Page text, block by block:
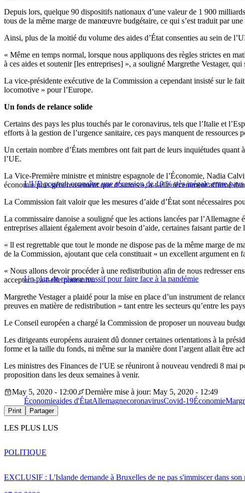
Depuis lors, quelque 90 dispositifs nationaux d’une valeur de 1 900
tous de la même marge de manœuvre budgétaire, ce qui s’est traduit par
Ainsi, plus de la moitié du volume des aides d’État consenties au sein de
« Même en temps normal, lorsque nous appliquons des règles strictes en
à ces aides et soutenir [les entreprises] », a souligné Margrethe Vestager,
La vice-présidente exécutive de la Commission a cependant insisté sur le
locomotive » pour l’Europe.
Un fonds de relance solide
Certains des pays les plus touchés par le coronavirus, tels que l’Italie et
efforts à la gestion de l’urgence sanitaire, ces pays manquent de ressources
Un certain nombre d’États membres ont fait part de leurs inquiétudes
l’UE.
L’UE pourrait connaître une récession de 10 % très inégale entre pays
La Vice-Première ministre et ministre espagnole de l’Économie, Nadia
économie plus généreusement que d’autres », a-t-elle récemment affirmé
La Commission fait valoir que les mesures d’aide d’État sont nécessaires
La commissaire danoise a souligné que les actions lancées par
entreprises allaient également avoir besoin d’aide, certaines faisant partie
« ll est regrettable que tout le monde ne dispose pas de la même marge de
de la Commission, ajoutant que cela constituait « un excellent argument en
Un plan de relance massif pour faire face à la pandémie
« Nous allons devoir procéder à une redistribution afin de nous redresser
accepter », a-t-elle poursuivi.
Margrethe Vestager a plaidé pour la mise en place d’un instrument de
preuves en matière de redistribution » tant entre les secteurs qu’entre les
Le Conseil européen a chargé la Commission de proposer un nouveau
Les dirigeants européens auraient dû donner certaines orientations à la
forme et la taille du fonds, ni même sur la manière dont l’argent allait être
Les ministres des Finances de l’UE se réuniront à nouveau vendredi 8 mai
proposition dans les deux semaines à venir.
May 5, 2020 - 12:00
Dernière mise à jour: May 5, 2020 - 12:49
Économieaides d'ÉtatAllemagnecoronavirusCovid-19Économie
Print Partager
LES PLUS LUS
EXCLUSIF : L'Islande demande à Bruxelles de ne pas s'immiscer dans
POLITIQUE